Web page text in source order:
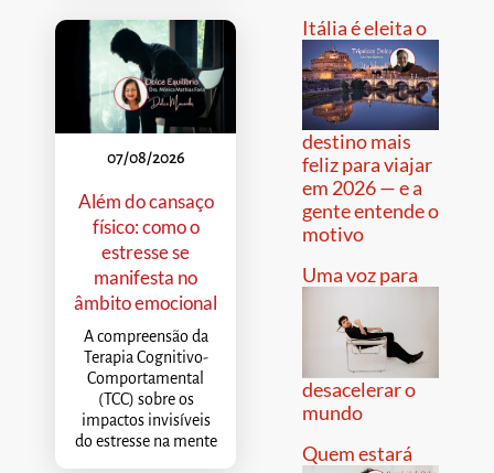
07/08/2026
Além do cansaço
físico: como o
estresse se
manifesta no
âmbito emocional
A compreensão da
Terapia Cognitivo-
Comportamental
(TCC) sobre os
impactos invisíveis
do estresse na mente
Itália é eleita o
destino mais
feliz para viajar
em 2026 — e a
gente entende o
motivo
Uma voz para
desacelerar o
mundo
Quem estará